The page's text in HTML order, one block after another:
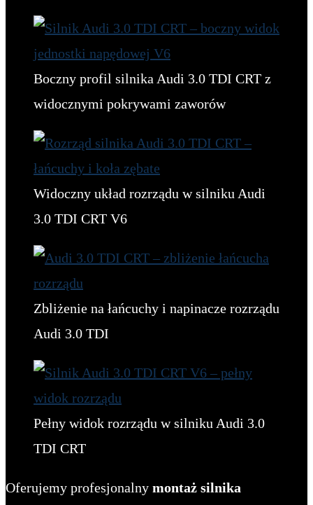
Boczny profil silnika Audi 3.0 TDI CRT z
widocznymi pokrywami zaworów
Widoczny układ rozrządu w silniku Audi
3.0 TDI CRT V6
Zbliżenie na łańcuchy i napinacze rozrządu
Audi 3.0 TDI
Pełny widok rozrządu w silniku Audi 3.0
TDI CRT
Oferujemy profesjonalny montaż silnika